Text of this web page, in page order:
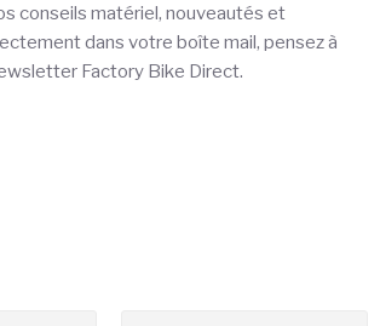
conseils matériel, nouveautés et
dans votre boîte mail, pensez à
Factory Bike Direct.